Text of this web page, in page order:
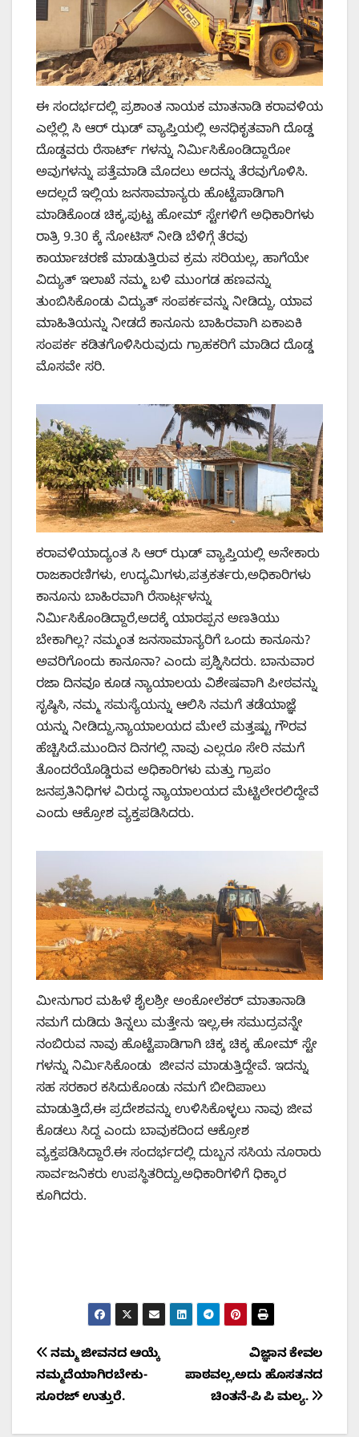
ಈ ಸಂದರ್ಭದಲ್ಲಿ ಪ್ರಶಾಂತ ನಾಯಕ ಮಾತನಾಡಿ ಕರಾವಳಿಯ
ಎಲ್ಲೆಲ್ಲಿ ಸಿ ಆರ್ ಝಡ್ ವ್ಯಾಪ್ತಿಯಲ್ಲಿ ಅನಧಿಕೃತವಾಗಿ ದೊಡ್ಡ
ದೊಡ್ಡವರು ರೆಸಾರ್ಟ್ ಗಳನ್ನು ನಿರ್ಮಿಸಿಕೊಂಡಿದ್ದಾರೋ
ಅವುಗಳನ್ನು ಪತ್ತೆಮಾಡಿ ಮೊದಲು ಅದನ್ನು ತೆರವುಗೊಳಿಸಿ.
ಅದಲ್ಲದೆ ಇಲ್ಲಿಯ ಜನಸಾಮಾನ್ಯರು ಹೊಟ್ಟೆಪಾಡಿಗಾಗಿ
ಮಾಡಿಕೊಂಡ ಚಿಕ್ಕ,ಪುಟ್ಟ ಹೋಮ್ ಸ್ಟೇಗಳಿಗೆ ಅಧಿಕಾರಿಗಳು
ರಾತ್ರಿ 9.30 ಕ್ಕೆ ನೋಟಿಸ್ ನೀಡಿ ಬೆಳಿಗ್ಗೆ ತೆರವು
ಕಾರ್ಯಾಚರಣೆ ಮಾಡುತ್ತಿರುವ ಕ್ರಮ ಸರಿಯಲ್ಲ, ಹಾಗೆಯೇ
ವಿದ್ಯುತ್ ಇಲಾಖೆ ನಮ್ಮ ಬಳಿ ಮುಂಗಡ ಹಣವನ್ನು
ತುಂಬಿಸಿಕೊಂಡು ವಿದ್ಯುತ್ ಸಂಪರ್ಕವನ್ನು ನೀಡಿದ್ದು, ಯಾವ
ಮಾಹಿತಿಯನ್ನು ನೀಡದೆ ಕಾನೂನು ಬಾಹಿರವಾಗಿ ಏಕಾಏಕಿ
ಸಂಪರ್ಕ ಕಡಿತಗೊಳಿಸಿರುವುದು ಗ್ರಾಹಕರಿಗೆ ಮಾಡಿದ ದೊಡ್ಡ
ಮೊಸವೇ ಸರಿ.
ಕರಾವಳಿಯಾದ್ಯಂತ ಸಿ ಆರ್ ಝಡ್ ವ್ಯಾಪ್ತಿಯಲ್ಲಿ ಅನೇಕಾರು
ರಾಜಕಾರಣಿಗಳು, ಉದ್ಯಮಿಗಳು,ಪತ್ರಕರ್ತರು,ಅಧಿಕಾರಿಗಳು
ಕಾನೂನು ಬಾಹಿರವಾಗಿ ರೆಸಾರ್ಟ್ಗಳನ್ನು
ನಿರ್ಮಿಸಿಕೊಂಡಿದ್ದಾರೆ,ಅದಕ್ಕೆ ಯಾರಪ್ಪನ ಅಣತಿಯು
ಬೇಕಾಗಿಲ್ಲ? ನಮ್ಮಂತ ಜನಸಾಮಾನ್ಯರಿಗೆ ಒಂದು ಕಾನೂನು?
ಅವರಿಗೊಂದು ಕಾನೂನಾ? ಎಂದು ಪ್ರಶ್ನಿಸಿದರು. ಬಾನುವಾರ
ರಜಾ ದಿನವೂ ಕೂಡ ನ್ಯಾಯಾಲಯ ವಿಶೇಷವಾಗಿ ಪೀಠವನ್ನು
ಸೃಷ್ಠಿಸಿ, ನಮ್ಮ ಸಮಸ್ಯೆಯನ್ನು ಆಲಿಸಿ ನಮಗೆ ತಡೆಯಾಜ್ಞೆ
ಯನ್ನು ನೀಡಿದ್ದು,ನ್ಯಾಯಾಲಯದ ಮೇಲೆ ಮತ್ತಷ್ಟು ಗೌರವ
ಹೆಚ್ಚಿಸಿದೆ.ಮುಂದಿನ ದಿನಗಲ್ಲಿ ನಾವು ಎಲ್ಲರೂ ಸೇರಿ ನಮಗೆ
ತೊಂದರೆಯೊಡ್ಡಿರುವ ಅಧಿಕಾರಿಗಳು ಮತ್ತು ಗ್ರಾಪಂ
ಜನಪ್ರತಿನಿಧಿಗಳ ವಿರುದ್ಧ ನ್ಯಾಯಾಲಯದ ಮೆಟ್ಟಿಲೇರಲಿದ್ದೇವೆ
ಎಂದು ಆಕ್ರೋಶ ವ್ಯಕ್ತಪಡಿಸಿದರು.
ಮೀನುಗಾರ ಮಹಿಳೆ ಶೈಲಶ್ರೀ ಅಂಕೋಲೆಕರ್ ಮಾತಾನಾಡಿ
ನಮಗೆ ದುಡಿದು ತಿನ್ನಲು ಮತ್ತೇನು ಇಲ್ಲ,ಈ ಸಮುದ್ರವನ್ನೇ
ನಂಬಿರುವ ನಾವು ಹೊಟ್ಟೆಪಾಡಿಗಾಗಿ ಚಿಕ್ಕ ಚಿಕ್ಕ ಹೋಮ್ ಸ್ಟೇ
ಗಳನ್ನು ನಿರ್ಮಿಸಿಕೊಂಡು ಜೀವನ ಮಾಡುತ್ತಿದ್ದೇವೆ. ಇದನ್ನು
ಸಹ ಸರಕಾರ ಕಸಿದುಕೊಂಡು ನಮಗೆ ಬೀದಿಪಾಲು
ಮಾಡುತ್ತಿದೆ,ಈ ಪ್ರದೇಶವನ್ನು ಉಳಿಸಿಕೊಳ್ಳಲು ನಾವು ಜೀವ
ಕೊಡಲು ಸಿದ್ದ ಎಂದು ಬಾವುಕದಿಂದ ಆಕ್ರೋಶ
ವ್ಯಕ್ತಪಡಿಸಿದ್ದಾರೆ.ಈ ಸಂದರ್ಭದಲ್ಲಿ ದುಬ್ಬನ ಸಸಿಯ ನೂರಾರು
ಸಾರ್ವಜನಿಕರು ಉಪಸ್ಥಿತರಿದ್ದು,ಅಧಿಕಾರಿಗಳಿಗೆ ಧಿಕ್ಕಾರ
ಕೂಗಿದರು.
Post
navigation
ವಿಜ್ಞಾನ ಕೇವಲ
ಪಾಠವಲ್ಲ,ಅದು ಹೊಸತನದ
ಚಿಂತನೆ-ಪಿ ಪಿ ಮಲ್ಯ.
ನಮ್ಮ ಜೀವನದ ಆಯ್ಕೆ
ನಮ್ಮದೆಯಾಗಿರಬೇಕು-
ಸೂರಜ್ ಉತ್ತುರೆ.